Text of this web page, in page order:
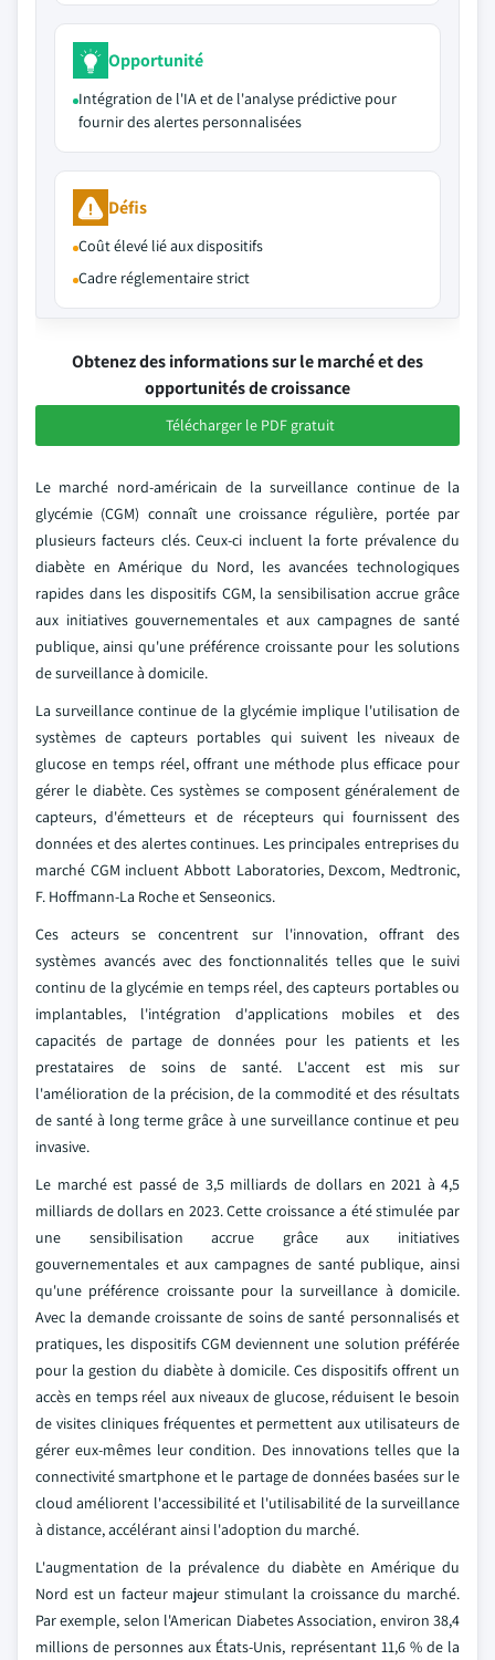
Opportunité
Intégration de l'IA et de l'analyse prédictive pour
fournir des alertes personnalisées
Défis
Coût élevé lié aux dispositifs
Cadre réglementaire strict
Obtenez des informations sur le marché et des
opportunités de croissance
Télécharger le PDF gratuit
Le marché nord-américain de la surveillance continue de la
glycémie (CGM) connaît une croissance régulière, portée par
plusieurs facteurs clés. Ceux-ci incluent la forte prévalence du
diabète en Amérique du Nord, les avancées technologiques
rapides dans les dispositifs CGM, la sensibilisation accrue grâce
aux initiatives gouvernementales et aux campagnes de santé
publique, ainsi qu'une préférence croissante pour les solutions
de surveillance à domicile.
La surveillance continue de la glycémie implique l'utilisation de
systèmes de capteurs portables qui suivent les niveaux de
glucose en temps réel, offrant une méthode plus efficace pour
gérer le diabète. Ces systèmes se composent généralement de
capteurs, d'émetteurs et de récepteurs qui fournissent des
données et des alertes continues. Les principales entreprises du
marché CGM incluent Abbott Laboratories, Dexcom, Medtronic,
F. Hoffmann-La Roche et Senseonics.
Ces acteurs se concentrent sur l'innovation, offrant des
systèmes avancés avec des fonctionnalités telles que le suivi
continu de la glycémie en temps réel, des capteurs portables ou
implantables, l'intégration d'applications mobiles et des
capacités de partage de données pour les patients et les
prestataires de soins de santé. L'accent est mis sur
l'amélioration de la précision, de la commodité et des résultats
de santé à long terme grâce à une surveillance continue et peu
invasive.
Le marché est passé de 3,5 milliards de dollars en 2021 à 4,5
milliards de dollars en 2023. Cette croissance a été stimulée par
une sensibilisation accrue grâce aux initiatives
gouvernementales et aux campagnes de santé publique, ainsi
qu'une préférence croissante pour la surveillance à domicile.
Avec la demande croissante de soins de santé personnalisés et
pratiques, les dispositifs CGM deviennent une solution préférée
pour la gestion du diabète à domicile. Ces dispositifs offrent un
accès en temps réel aux niveaux de glucose, réduisent le besoin
de visites cliniques fréquentes et permettent aux utilisateurs de
gérer eux-mêmes leur condition. Des innovations telles que la
connectivité smartphone et le partage de données basées sur le
cloud améliorent l'accessibilité et l'utilisabilité de la surveillance
à distance, accélérant ainsi l'adoption du marché.
L'augmentation de la prévalence du diabète en Amérique du
Nord est un facteur majeur stimulant la croissance du marché.
Par exemple, selon l'American Diabetes Association, environ 38,4
millions de personnes aux États-Unis, représentant 11,6 % de la